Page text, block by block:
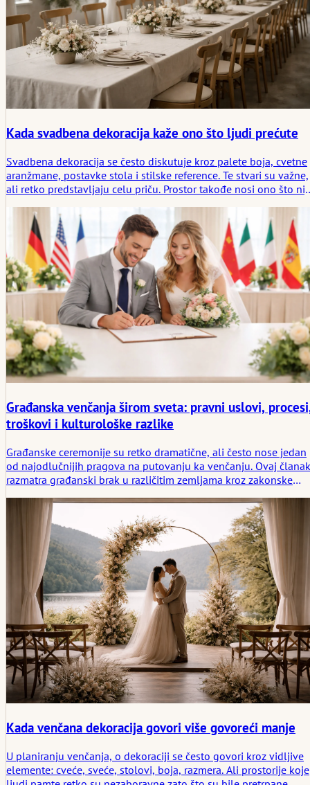
Kada svadbena dekoracija kaže ono što ljudi prećute
Svadbena dekoracija se često diskutuje kroz palete boja, cvetne
aranžmane, postavke stola i stilske reference. Te stvari su važne,
ali retko predstavljaju celu priču. Prostor takođe nosi ono što
dostojanstvom, privatne istorije koje oblikuju izbore para, ili
zajedničku želju da dan bude miran, a ne spektakularan. U tom
smislu, dekoracija nije samo vizuelna. Ona postaje deo
emocionalne arhitekture ceremonije.
Građanska venčanja širom sveta: pravni uslovi,
troškovi i kulturološke razlike
Građanske ceremonije su retko dramatične, ali često nose jedan
od najodlučnijih pragova na putovanju ka venčanju. Ovaj članak
razmatra građanski brak u različitim zemljama kroz zakonske
koja često okružuje trenutak kada brak postaje zvaničan.
Kada venčana dekoracija govori više govoreći manje
U planiranju venčanja, o dekoraciji se često govori kroz vidljive
elemente: cveće, sveće, stolovi, boja, razmera. Ali prostorije koje